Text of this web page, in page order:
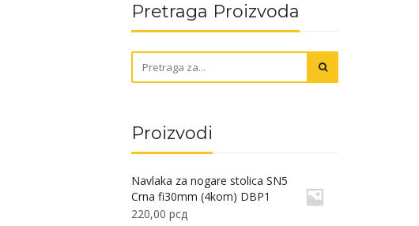
Pretraga Proizvoda
Proizvodi
Navlaka za nogare stolica SN5
Crna fi30mm (4kom) DBP1
220,00 рсд